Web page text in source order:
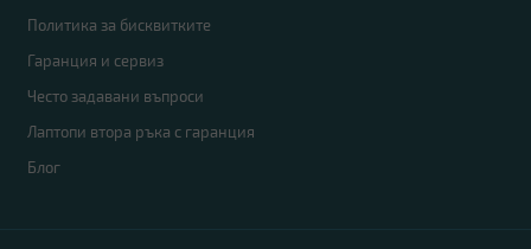
Политика за бисквитките
Гаранция и сервиз
Често задавани въпроси
Лаптопи втора ръка с гаранция
Блог